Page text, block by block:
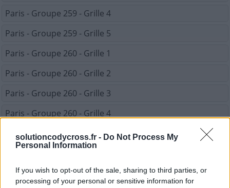
solutioncodycross.fr - Do Not Process My
Personal Information
If you wish to opt-out of the sale, sharing to third parties, or
processing of your personal or sensitive information for
Paris - Groupe 259 - Grille 4
Paris - Groupe 259 - Grille 5
Paris - Groupe 260 - Grille 1
Paris - Groupe 260 - Grille 2
Paris - Groupe 260 - Grille 3
Paris - Groupe 260 - Grille 4
Paris - Groupe 260 - Grille 5
REVENIR À LA LISTE DES NIVEAUX